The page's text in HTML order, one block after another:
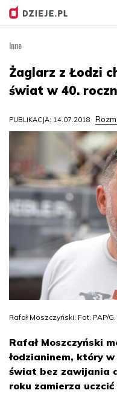
Inne
Żaglarz z Łodzi
świat w 40.
PUBLIKACJA: 14.07.2018
Rafał Moszczyński. Fot. PAP/
Rafał Moszczyński
łodzianinem, który
świat bez zawijania
roku zamierza uczcić